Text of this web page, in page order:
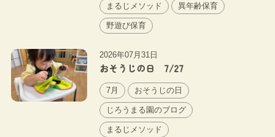
まるじメソッド 異年齢保育
野遊び保育
2026年07月31日
おそうじの日 7/27
7月 おそうじの日
じろうまる園のブログ
まるじメソッド